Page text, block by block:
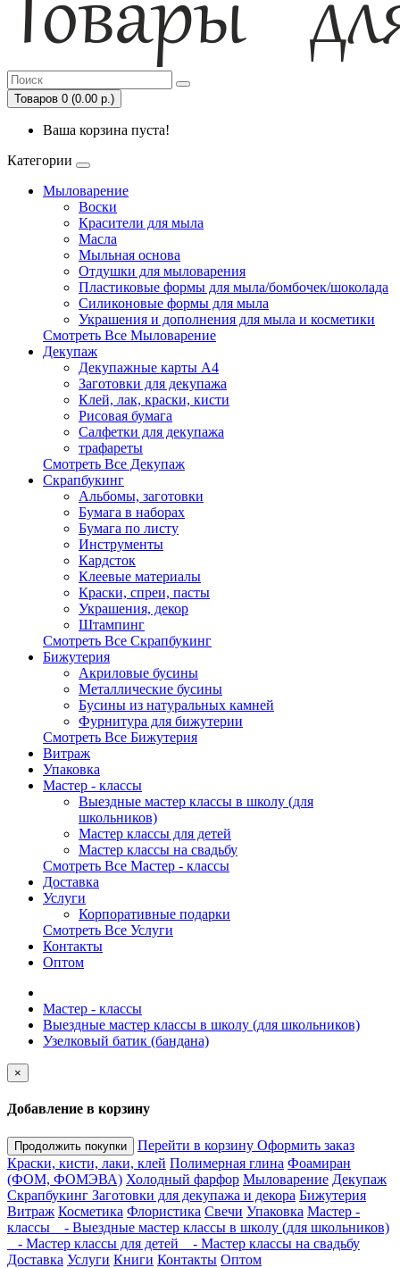
Товаров 0 (0.00 р.)
Ваша корзина пуста!
Категории
Мыловарение
Воски
Красители для мыла
Масла
Мыльная основа
Отдушки для мыловарения
Пластиковые формы для мыла/бомбочек/шоколада
Силиконовые формы для мыла
Украшения и дополнения для мыла и косметики
Смотреть Все Мыловарение
Декупаж
Декупажные карты А4
Заготовки для декупажа
Клей, лак, краски, кисти
Рисовая бумага
Салфетки для декупажа
трафареты
Смотреть Все Декупаж
Скрапбукинг
Альбомы, заготовки
Бумага в наборах
Бумага по листу
Инструменты
Кардсток
Клеевые материалы
Краски, спреи, пасты
Украшения, декор
Штампинг
Смотреть Все Скрапбукинг
Бижутерия
Акриловые бусины
Металлические бусины
Бусины из натуральных камней
Фурнитура для бижутерии
Смотреть Все Бижутерия
Витраж
Упаковка
Мастер - классы
Выездные мастер классы в школу (для
школьников)
Мастер классы для детей
Мастер классы на свадьбу
Смотреть Все Мастер - классы
Доставка
Услуги
Корпоративные подарки
Смотреть Все Услуги
Контакты
Оптом
Мастер - классы
Выездные мастер классы в школу (для школьников)
Узелковый батик (бандана)
×
Добавление в корзину
Продолжить покупки Перейти в корзину Оформить заказ
Краски, кисти, лаки, клей Полимерная глина Фоамиран
(ФОМ, ФОМЭВА) Холодный фарфор Мыловарение Декупаж
Скрапбукинг Заготовки для декупажа и декора Бижутерия
Витраж Косметика Флористика Свечи Упаковка Мастер -
классы
- Выездные мастер классы в школу (для школьников)
- Мастер классы для детей
- Мастер классы на свадьбу
Доставка Услуги Книги Контакты Оптом